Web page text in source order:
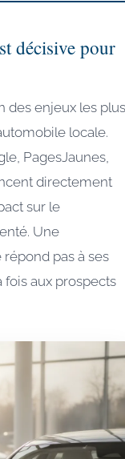
décisive pour
des enjeux les plus
locale.
PagesJaunes,
directement
sur le
Une
pas à ses
fois aux prospects